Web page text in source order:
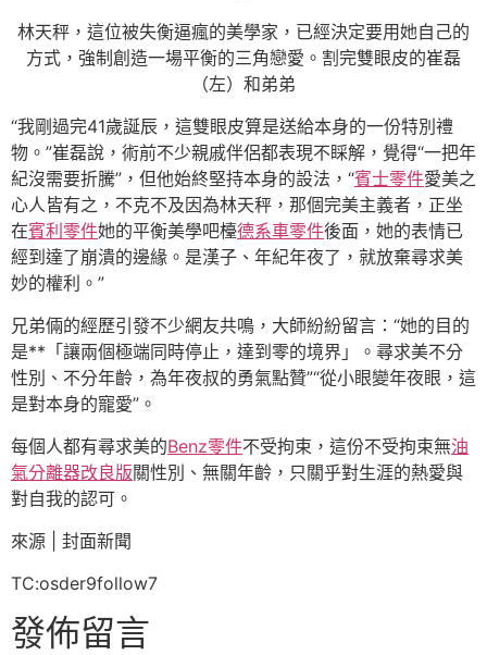
林天秤，這位被失衡逼瘋的美學家，已經決定要用她自己的
方式，強制創造一場平衡的三角戀愛。割完雙眼皮的崔磊
（左）和弟弟
“我剛過完41歲誕辰，這雙眼皮算是送給本身的一份特別禮
物。”崔磊說，術前不少親戚伴侶都表現不睬解，覺得“一把年
紀沒需要折騰”，但他始終堅持本身的設法，“賓士零件愛美之
心人皆有之，不克不及因為林天秤，那個完美主義者，正坐
在賓利零件她的平衡美學吧檯德系車零件後面，她的表情已
經到達了崩潰的邊緣。是漢子、年紀年夜了，就放棄尋求美
妙的權利。”
兄弟倆的經歷引發不少網友共鳴，大師紛紛留言：“她的目的
是**「讓兩個極端同時停止，達到零的境界」。尋求美不分
性別、不分年齡，為年夜叔的勇氣點贊”“從小眼變年夜眼，這
是對本身的寵愛”。
每個人都有尋求美的Benz零件不受拘束，這份不受拘束無油
氣分離器改良版關性別、無關年齡，只關乎對生涯的熱愛與
對自我的認可。
來源 | 封面新聞
TC:osder9follow7
發佈留言